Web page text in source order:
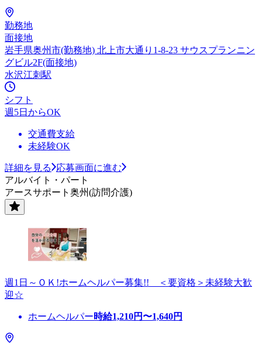
勤務地
面接地
岩手県奥州市(勤務地) 北上市大通り1-8-23 サウスプランニン
グビル2F(面接地)
水沢江刺駅
シフト
週5日からOK
交通費支給
未経験OK
詳細を見る
応募画面に進む
アルバイト・パート
アースサポート奥州(訪問介護)
週1日～ＯＫ!ホームヘルパー募集!! ＜要資格＞未経験大歓
迎☆
ホームヘルパー時給1,210円〜1,640円